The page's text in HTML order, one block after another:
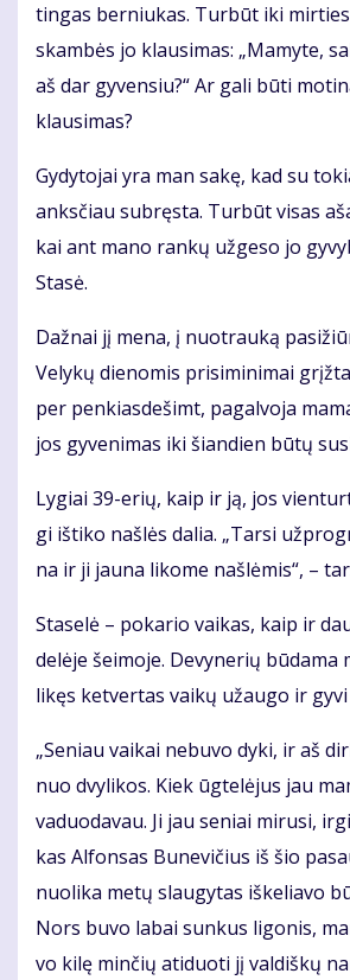
tin­gas ber­niu­kas. Tur­būt iki
skam­bės jo klau­si­mas: „Ma­my­te,
aš dar gy­ven­siu?“ Ar ga­li bū­ti
klau­si­mas?
Gy­dy­to­jai yra man sa­kę, kad su
anks­čiau su­bręs­ta. Tur­būt vi­sas
kai ant ma­no ran­kų už­ge­so jo
Sta­sė.
Daž­nai jį me­na, į nuo­trau­ką
Ve­ly­kų die­no­mis pri­si­mi­ni­mai
per pen­kias­de­šimt, pa­gal­vo­ja
jos gy­ve­ni­mas iki šian­dien bū­tų
Ly­giai 39-erių, kaip ir ją, jos
gi iš­ti­ko naš­lės da­lia. „Tar­si
na ir ji jau­na li­ko­me naš­lė­mis“, –
Sta­se­lė – po­ka­rio vai­kas, kaip ir
de­lė­je šei­mo­je. De­vy­ne­rių bū­da­ma
li­kęs ket­ver­tas vai­kų už­au­go ir
„Se­niau vai­kai ne­bu­vo dy­ki, ir aš
nuo dvy­li­kos. Kiek ūg­te­lė­jus jau
va­duo­da­vau. Ji jau se­niai mi­ru­si,
kas Al­fon­sas Bu­ne­vi­čius iš šio
nuo­li­ka me­tų slau­gy­tas iš­ke­lia­vo
Nors bu­vo la­bai sun­kus li­go­nis,
vo ki­lę min­čių ati­duo­ti jį val­diš­kų